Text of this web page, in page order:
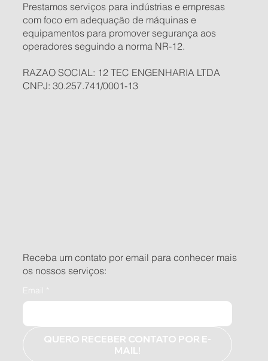
Prestamos serviços para indústrias e empresas
com foco em adequação de máquinas e
equipamentos para promover segurança aos
operadores seguindo a norma NR-12.
RAZAO SOCIAL: 12 TEC ENGENHARIA LTDA
CNPJ: 30.257.741/0001-13
Receba um contato por email para conhecer mais
os nossos serviços:
Email
QUERO RECEBER CONTATO POR E-
MAIL!